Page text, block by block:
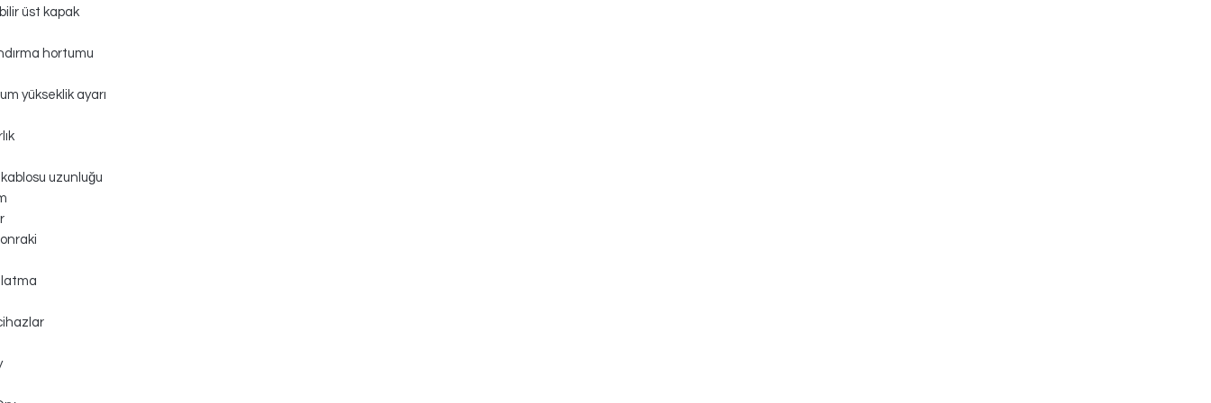
üst kapak
hortumu
yükseklik ayarı
uzunluğu